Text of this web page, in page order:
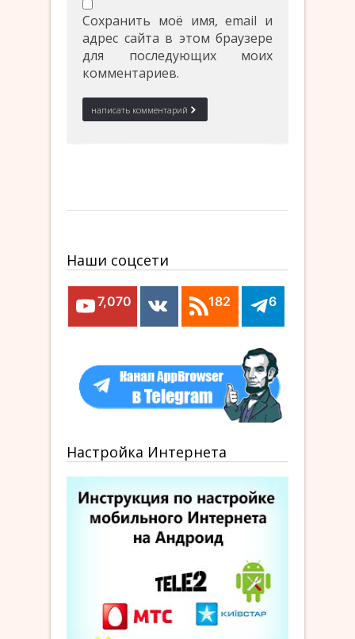
Сохранить моё имя, email и
адрес сайта в этом браузере
для последующих моих
комментариев.
Наши соцсети
7,070 182 6
Настройка Интернета